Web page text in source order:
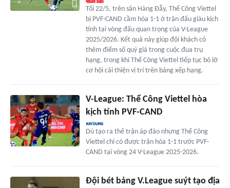
Tối 22/5, trên sân Hàng Đẫy, Thể Công Viettel
bị PVF-CAND cầm hòa 1-1 ở trận đấu giàu kịch
tính tại vòng đấu quan trọng của V-League
2025/2026. Kết quả này giúp đội khách có
thêm điểm số quý giá trong cuộc đua trụ
hạng, trong khi Thể Công Viettel tiếp tục bỏ lỡ
cơ hội cải thiện vị trí trên bảng xếp hạng.
V-League: Thể Công Viettel hòa
kịch tính PVF-CAND
Dù tạo ra thế trận áp đảo nhưng Thể Công
Viettel chỉ có được trận hòa 1-1 trước PVF-
CAND tại vòng 24 V-League 2025-2026.
Đội bét bảng V.League suýt tạo địa